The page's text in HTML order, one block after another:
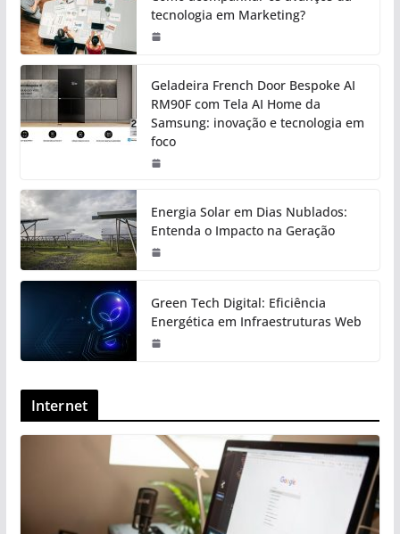
tecnologia em Marketing?
Geladeira French Door Bespoke AI
RM90F com Tela AI Home da
Samsung: inovação e tecnologia em
foco
Energia Solar em Dias Nublados:
Entenda o Impacto na Geração
Green Tech Digital: Eficiência
Energética em Infraestruturas Web
Internet